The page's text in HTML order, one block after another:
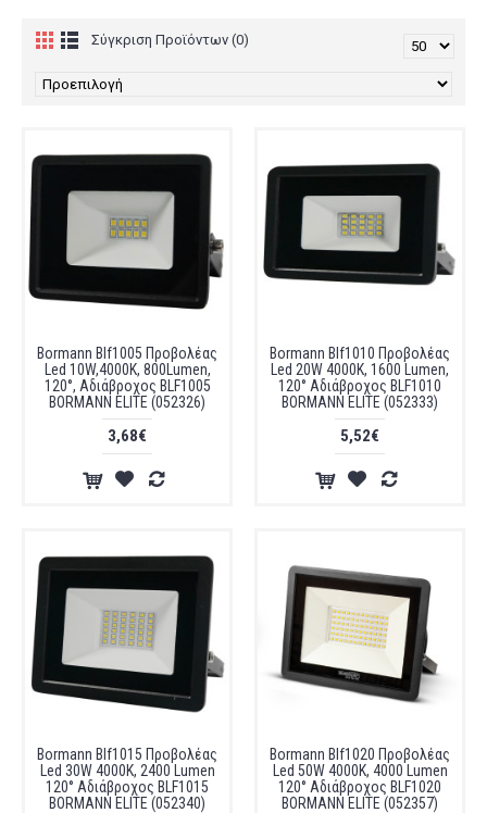
Σύγκριση Προϊόντων (0)
Bormann Blf1005 Προβολέας
Led 10W,4000K, 800Lumen,
120°, Αδιάβροχος BLF1005
BORMANN ELITE (052326)
3,68€
Bormann Blf1010 Προβολέας
Led 20W 4000K, 1600 Lumen,
120° Αδιάβροχος BLF1010
BORMANN ELITE (052333)
5,52€
Bormann Blf1015 Προβολέας
Led 30W 4000K, 2400 Lumen
120° Αδιάβροχος BLF1015
BORMANN ELITE (052340)
Bormann Blf1020 Προβολέας
Led 50W 4000K, 4000 Lumen
120° Αδιάβροχος BLF1020
BORMANN ELITE (052357)